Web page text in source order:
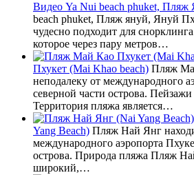
Видео Ya Nui beach phuket,
beach phuket, Пляж януй, Януй
чудесно подходит для
которое через пару метров…
Пхукет (Mai Khao beach) Пляж
неподалеку от международного
северной части острова.
Территория пляжа является…
Yang Beach) Пляж Най Янг
международного аэропорта
острова. Природа пляжа Пляж
широкий,…